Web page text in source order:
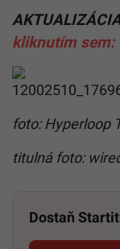
kliknutím sem:
foto: Hyperloop
titulná foto:
Dostaň